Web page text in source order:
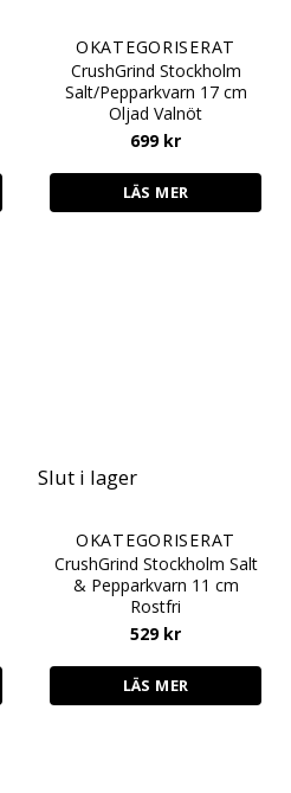
OKATEGORISERAT
CrushGrind Stockholm
Salt/Pepparkvarn 17 cm
Oljad Valnöt
699 kr
LÄS MER
Slut i lager
OKATEGORISERAT
CrushGrind Stockholm Salt
& Pepparkvarn 11 cm
Rostfri
529 kr
LÄS MER